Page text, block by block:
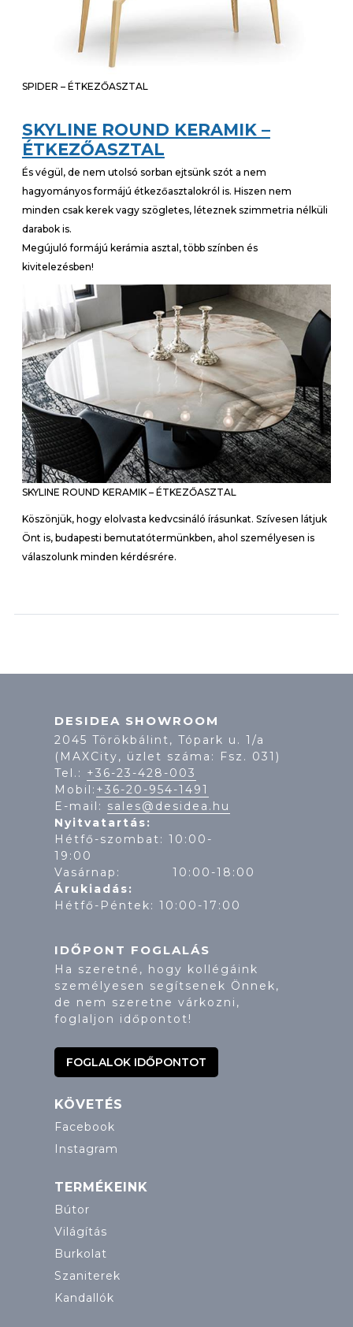
SPIDER – ÉTKEZŐASZTAL
SKYLINE ROUND KERAMIK –
ÉTKEZŐASZTAL
És végül, de nem utolsó sorban ejtsünk szót a nem
hagyományos formájú étkezőasztalokról is. Hiszen nem
minden csak kerek vagy szögletes, léteznek szimmetria nélküli
darabok is.
Megújuló formájú kerámia asztal, több színben és
kivitelezésben!
SKYLINE ROUND KERAMIK – ÉTKEZŐASZTAL
Köszönjük, hogy elolvasta kedvcsináló írásunkat. Szívesen látjuk
Önt is, budapesti bemutatótermünkben, ahol személyesen is
válaszolunk minden kérdésrére.
DESIDEA SHOWROOM
2045 Törökbálint, Tópark u. 1/a
(MAXCity, üzlet száma: Fsz. 031)
Tel.: +36-23-428-003
Mobil: +36-20-954-1491
E-mail: sales@desidea.hu
Nyitvatartás:
Hétfő-szombat: 10:00-
Vasárnap: 10:00-18:00
Árukiadás:
Hétfő-Péntek: 10:00-17:00
IDŐPONT FOGLALÁS
Ha szeretné, hogy kollégáink
személyesen segítsenek Önnek,
de nem szeretne várkozni,
foglaljon időpontot!
FOGLALOK IDŐPONTOT
KÖVETÉS
Facebook
Instagram
TERMÉKEINK
Bútor
Világítás
Burkolat
Szaniterek
Kandallók